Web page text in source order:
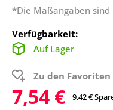
*Die Maßangaben sind
Verfügbarkeit:
Auf Lager
Zu den
7,54 € 9,42 €